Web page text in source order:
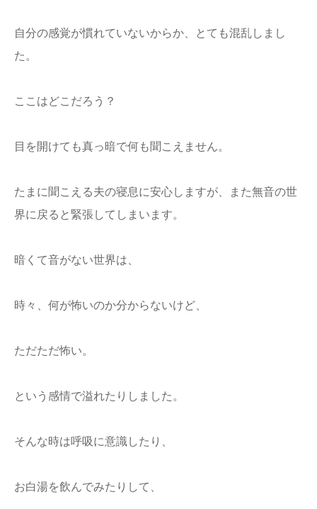
自分の感覚が慣れていないからか、とても混乱しまし
た。
ここはどこだろう？
目を開けても真っ暗で何も聞こえません。
たまに聞こえる夫の寝息に安心しますが、また無音の世
界に戻ると緊張してしまいます。
暗くて音がない世界は、
時々、何が怖いのか分からないけど、
ただただ怖い。
という感情で溢れたりしました。
そんな時は呼吸に意識したり、
お白湯を飲んでみたりして、